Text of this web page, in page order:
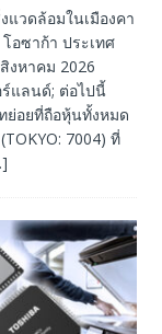
วดล้อมในเมืองคา
อซาก้า ประเทศ
งหาคม 2026
ร์แลนด์; ต่อไปนี้
ย่อยที่ถือหุ้นทั้งหมด
7004) ที่